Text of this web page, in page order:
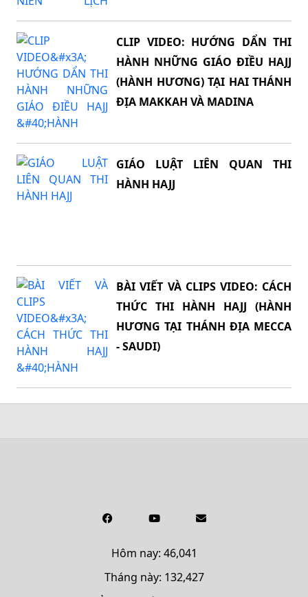
CLIP VIDEO: HƯỚNG DẨN THI
HÀNH NHỮNG GIÁO ĐIỀU HAJJ
(HÀNH HƯƠNG) TẠI HAI THÁNH
ĐỊA MAKKAH VÀ MADINA
GIÁO LUẬT LIÊN QUAN THI
HÀNH HAJJ
BÀI VIẾT VÀ CLIPS VIDEO: CÁCH
THỨC THI HÀNH HAJJ (HÀNH
HƯƠNG TẠI THÁNH ĐỊA MECCA
- SAUDI)
Hôm nay: 46,041
Tháng này: 132,427